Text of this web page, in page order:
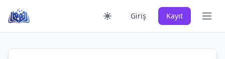
content
Giriş Kayıt Ana